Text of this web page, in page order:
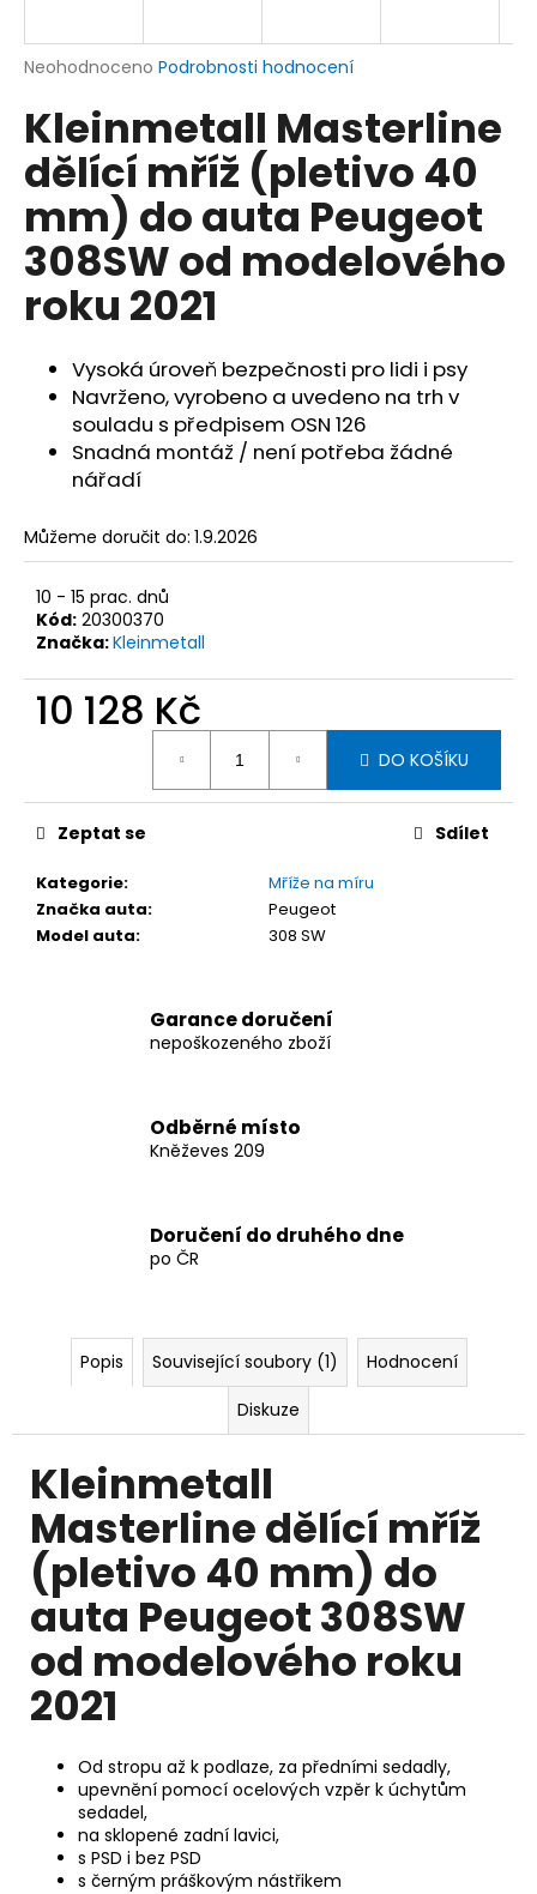
Průměrné
produktu
je
0,0
z
5
hvězdiček.
Neohodnoceno Podrobnosti hodnocení
Kleinmetall Masterline
dělící mříž (pletivo 40
mm) do auta Peugeot
308SW od modelového
roku 2021
Vysoká úroveň bezpečnosti pro lidi i psy
Navrženo, vyrobeno a uvedeno na trh v
souladu s předpisem OSN 126
Snadná montáž / není potřeba žádné
nářadí
Můžeme doručit do: 1.9.2026
10 - 15 prac. dnů
Kód: 20300370
Značka:Kleinmetall
10 128 Kč
DO KOŠÍKU
Kategorie:
Mříže na míru
Značka auta:
Peugeot
Model auta: 308 SW
Zeptat se Sdílet
Garance doručení
nepoškozeného zboží
Odběrné místo
Kněževes 209
Doručení do druhého dne
po ČR
Popis Související soubory (1)
Hodnocení
Diskuze
Kleinmetall
Masterline dělící mříž
(pletivo 40 mm) do
auta Peugeot 308SW
od modelového roku
2021
Od stropu až k podlaze, za předními sedadly,
upevnění pomocí ocelových vzpěr k úchytům
sedadel,
na sklopené zadní lavici,
s PSD i bez PSD
s černým práškovým nástřikem
j
t
?
HLEDAT
č
u
e
m
e
DĚLÍCÍ
MŘÍŽ
DO
95-
145
25